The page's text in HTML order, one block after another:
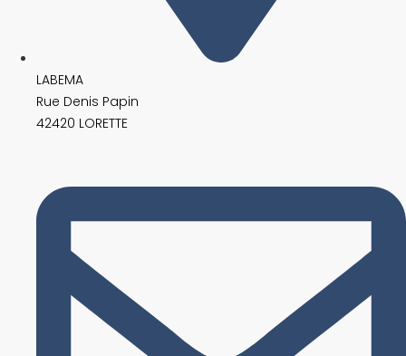
LABEMA
Rue Denis Papin
42420 LORETTE